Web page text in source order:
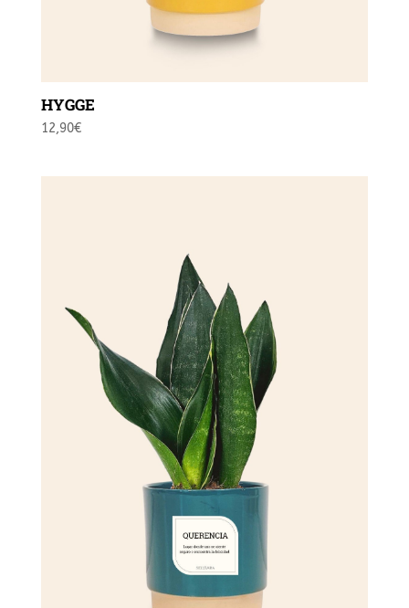
HYGGE
12,90€